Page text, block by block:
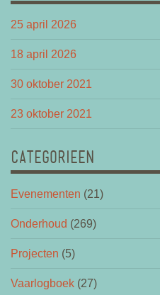
25 april 2026
18 april 2026
30 oktober 2021
23 oktober 2021
CATEGORIEEN
Evenementen (21)
Onderhoud (269)
Projecten (5)
Vaarlogboek (27)